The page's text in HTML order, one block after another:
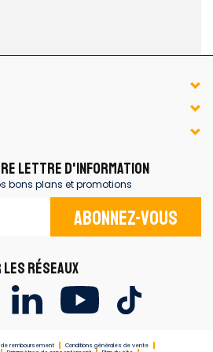
LETTRE D'INFORMATION
bons plans et promotions
Abonnez-vous
RÉSEAUX
remboursement
Conditions générales de vente